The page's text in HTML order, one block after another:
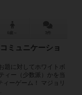
ミュニケーショ
題に対してホワイトボ
ィー（少数派）かを当
ーゲーム！ マジョリ